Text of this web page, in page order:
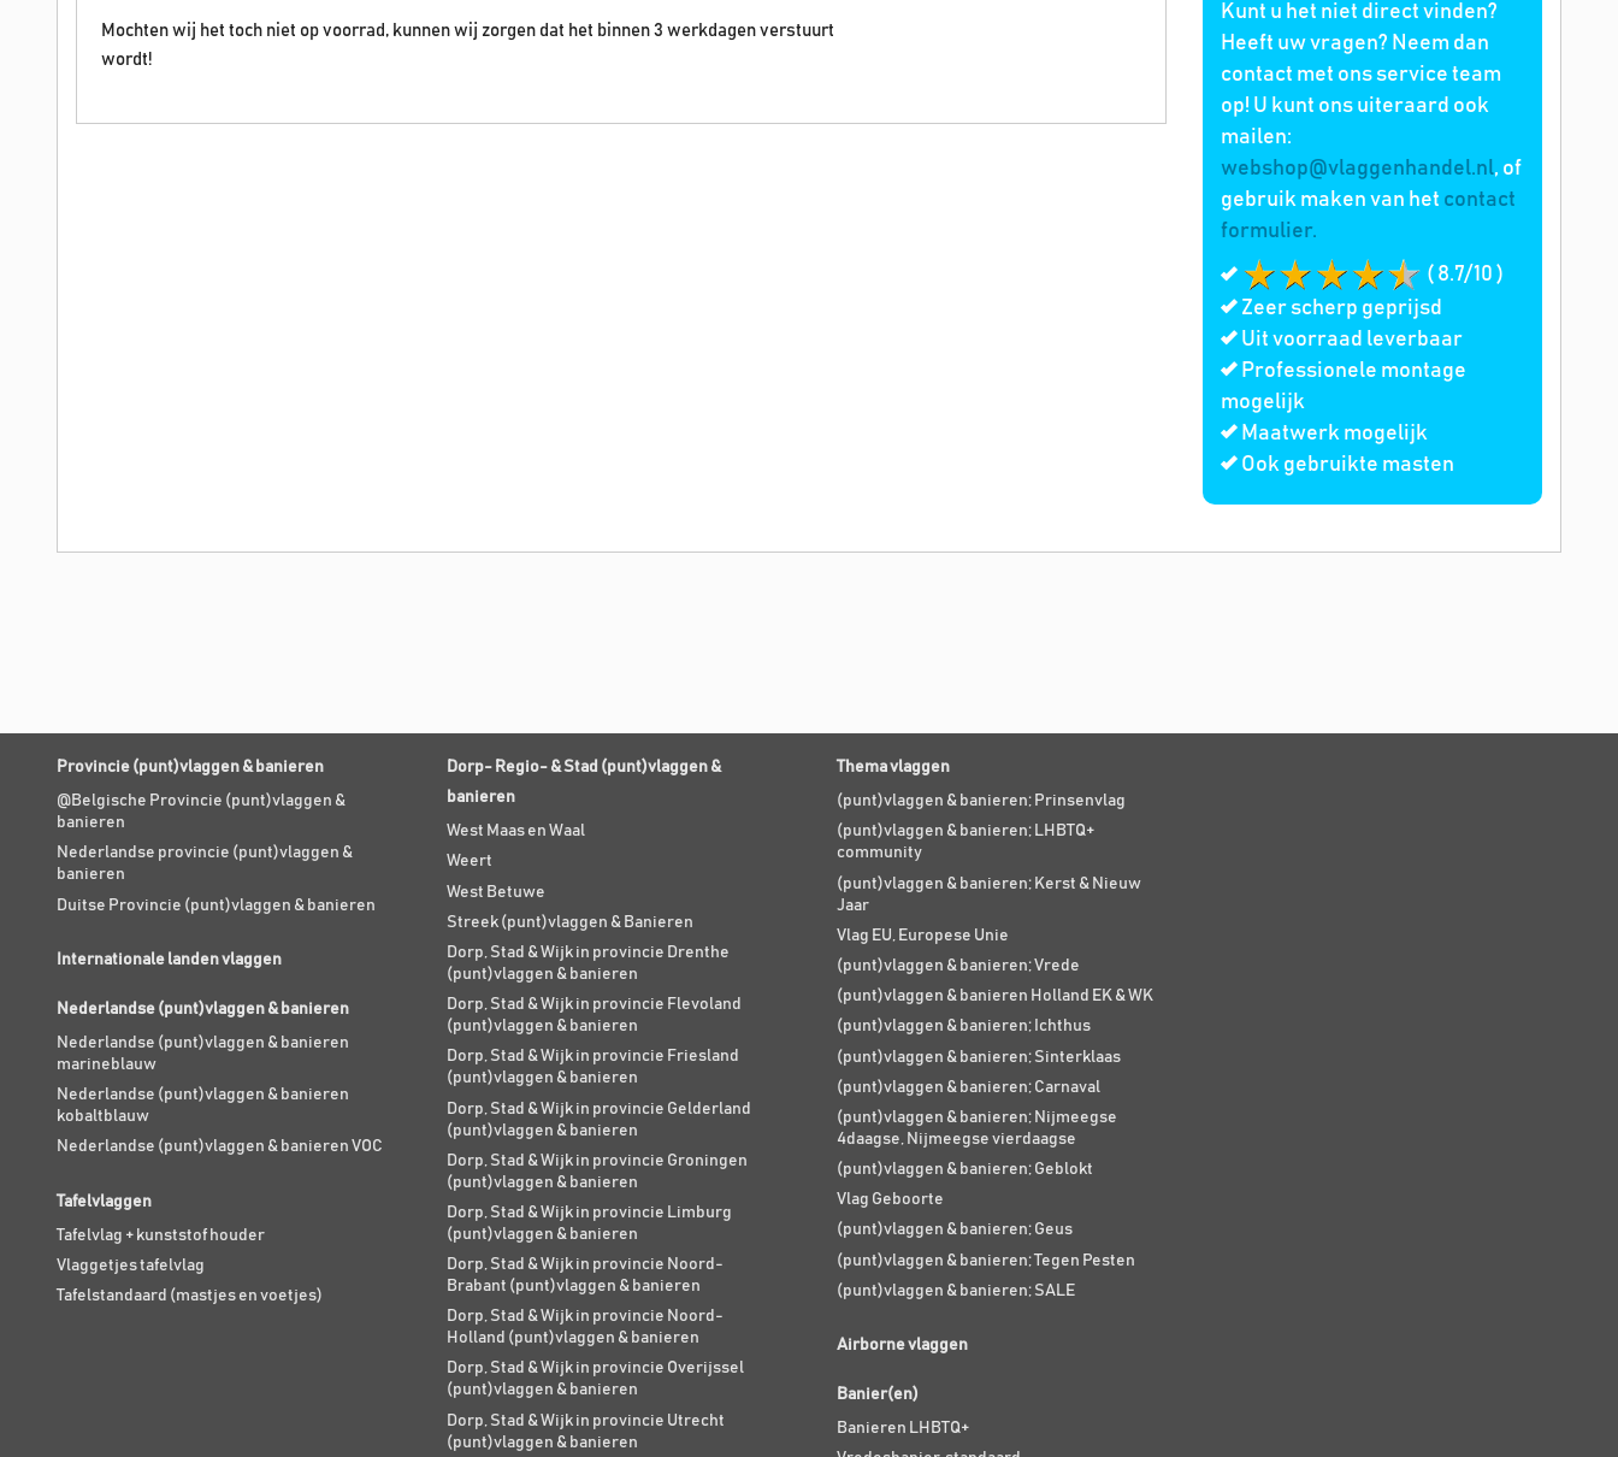
Kunt u het niet direct vinden?
Heeft uw vragen? Neem dan
contact met ons service team
op! U kunt ons uiteraard ook
mailen:
webshop@vlaggenhandel.nl, of
gebruik maken van het contact
formulier.
( 8.7/10 )
Zeer scherp geprijsd
Uit voorraad leverbaar
Professionele montage
mogelijk
Maatwerk mogelijk
Ook gebruikte masten
Mochten wij het toch niet op voorrad, kunnen wij zorgen dat het binnen 3 werkdagen verstuurt
wordt!
Provincie (punt)vlaggen & banieren
@Belgische Provincie (punt)vlaggen &
banieren
Nederlandse provincie (punt)vlaggen &
banieren
Duitse Provincie (punt)vlaggen & banieren
Internationale landen vlaggen
Nederlandse (punt)vlaggen & banieren
Nederlandse (punt)vlaggen & banieren
marineblauw
Nederlandse (punt)vlaggen & banieren
kobaltblauw
Nederlandse (punt)vlaggen & banieren VOC
Tafelvlaggen
Tafelvlag + kunststof houder
Vlaggetjes tafelvlag
Tafelstandaard (mastjes en voetjes)
Dorp- Regio- & Stad (punt)vlaggen &
banieren
West Maas en Waal
Weert
West Betuwe
Streek (punt)vlaggen & Banieren
Dorp, Stad & Wijk in provincie Drenthe
(punt)vlaggen & banieren
Dorp, Stad & Wijk in provincie Flevoland
(punt)vlaggen & banieren
Dorp, Stad & Wijk in provincie Friesland
(punt)vlaggen & banieren
Dorp, Stad & Wijk in provincie Gelderland
(punt)vlaggen & banieren
Dorp, Stad & Wijk in provincie Groningen
(punt)vlaggen & banieren
Dorp, Stad & Wijk in provincie Limburg
(punt)vlaggen & banieren
Dorp, Stad & Wijk in provincie Noord-
Brabant (punt)vlaggen & banieren
Dorp, Stad & Wijk in provincie Noord-
Holland (punt)vlaggen & banieren
Dorp, Stad & Wijk in provincie Overijssel
(punt)vlaggen & banieren
Dorp, Stad & Wijk in provincie Utrecht
(punt)vlaggen & banieren
Thema vlaggen
(punt)vlaggen & banieren; Prinsenvlag
(punt)vlaggen & banieren; LHBTQ+
community
(punt)vlaggen & banieren; Kerst & Nieuw
Jaar
Vlag EU, Europese Unie
(punt)vlaggen & banieren; Vrede
(punt)vlaggen & banieren Holland EK & WK
(punt)vlaggen & banieren; Ichthus
(punt)vlaggen & banieren; Sinterklaas
(punt)vlaggen & banieren; Carnaval
(punt)vlaggen & banieren; Nijmeegse
4daagse, Nijmeegse vierdaagse
(punt)vlaggen & banieren; Geblokt
Vlag Geboorte
(punt)vlaggen & banieren; Geus
(punt)vlaggen & banieren; Tegen Pesten
(punt)vlaggen & banieren; SALE
Airborne vlaggen
Banier(en)
Banieren LHBTQ+